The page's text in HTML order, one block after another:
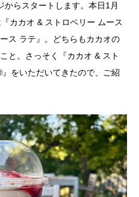
からスタートします。本日1月
カカオ & ストロベリー ムース
ス ラテ』。どちらもカカオの
と。さっそく『カカオ & スト
をいただいてきたので、ご紹